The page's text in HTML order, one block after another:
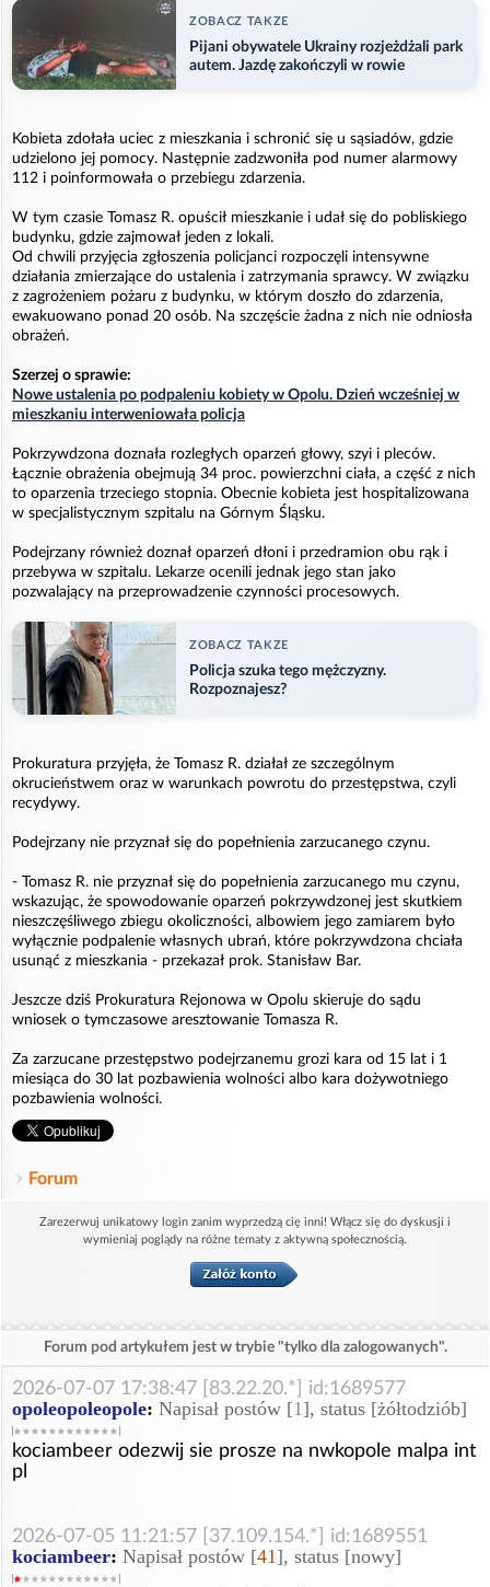
ZOBACZ TAKZE
Pijani obywatele Ukrainy rozjeżdżali park
autem. Jazdę zakończyli w rowie
Kobieta zdołała uciec z mieszkania i schronić się u sąsiadów, gdzie
udzielono jej pomocy. Następnie zadzwoniła pod numer alarmowy
112 i poinformowała o przebiegu zdarzenia.
W tym czasie Tomasz R. opuścił mieszkanie i udał się do pobliskiego
budynku, gdzie zajmował jeden z lokali.
Od chwili przyjęcia zgłoszenia policjanci rozpoczęli intensywne
działania zmierzające do ustalenia i zatrzymania sprawcy. W związku
z zagrożeniem pożaru z budynku, w którym doszło do zdarzenia,
ewakuowano ponad 20 osób. Na szczęście żadna z nich nie odniosła
obrażeń.
Szerzej o sprawie:
Nowe ustalenia po podpaleniu kobiety w Opolu. Dzień wcześniej w
mieszkaniu interweniowała policja
Pokrzywdzona doznała rozległych oparzeń głowy, szyi i pleców.
Łącznie obrażenia obejmują 34 proc. powierzchni ciała, a część z nich
to oparzenia trzeciego stopnia. Obecnie kobieta jest hospitalizowana
w specjalistycznym szpitalu na Górnym Śląsku.
Podejrzany również doznał oparzeń dłoni i przedramion obu rąk i
przebywa w szpitalu. Lekarze ocenili jednak jego stan jako
pozwalający na przeprowadzenie czynności procesowych.
ZOBACZ TAKZE
Policja szuka tego mężczyzny.
Rozpoznajesz?
Prokuratura przyjęła, że Tomasz R. działał ze szczególnym
okrucieństwem oraz w warunkach powrotu do przestępstwa, czyli
recydywy.
Podejrzany nie przyznał się do popełnienia zarzucanego czynu.
- Tomasz R. nie przyznał się do popełnienia zarzucanego mu czynu,
wskazując, że spowodowanie oparzeń pokrzywdzonej jest skutkiem
nieszczęśliwego zbiegu okoliczności, albowiem jego zamiarem było
wyłącznie podpalenie własnych ubrań, które pokrzywdzona chciała
usunąć z mieszkania - przekazał prok. Stanisław Bar.
Jeszcze dziś Prokuratura Rejonowa w Opolu skieruje do sądu
wniosek o tymczasowe aresztowanie Tomasza R.
Za zarzucane przestępstwo podejrzanemu grozi kara od 15 lat i 1
miesiąca do 30 lat pozbawienia wolności albo kara dożywotniego
pozbawienia wolności.
Forum
Zarezerwuj unikatowy login zanim wyprzedzą cię inni! Włącz się do dyskusji i
wymieniaj poglądy na różne tematy z aktywną społecznością.
Forum pod artykułem jest w trybie "tylko dla zalogowanych".
2026-07-07 17:38:47 [83.22.20.*] id:1689577
opoleopoleopole: Napisał postów [1], status [żółtodziób]
kociambeer odezwij sie prosze na nwkopole malpa int
pl
2026-07-05 11:21:57 [37.109.154.*] id:1689551
kociambeer: Napisał postów [41], status [nowy]